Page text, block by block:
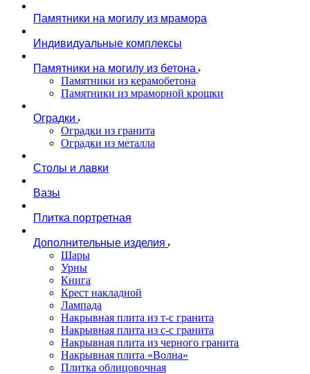
Памятники на могилу из мрамора
Индивидуальные комплексы
Памятники на могилу из бетона
Памятники из керамобетона
Памятники из мраморной крошки
Оградки
Оградки из гранита
Оградки из металла
Столы и лавки
Вазы
Плитка портретная
Дополнительные изделия
Шары
Урны
Книга
Крест накладной
Лампада
Накрывная плита из т-с гранита
Накрывная плита из с-с гранита
Накрывная плита из черного гранита
Накрывная плита «Волна»
Плитка облицовочная